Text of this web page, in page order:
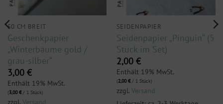
50 CM BREIT
Geschenkpapier
„Winterbäume gold /
grau-silber“
3,00 €
Enthält 19% MwSt.
(3,00€/ 1 Stück)
zzgl. Versand
SEIDENPAPIER
Seidenpapier „Pinguin“ (5
Stück im Set)
2,00 €
Enthält 19% MwSt.
(2,00€/ 1 Stück)
zzgl. Versand